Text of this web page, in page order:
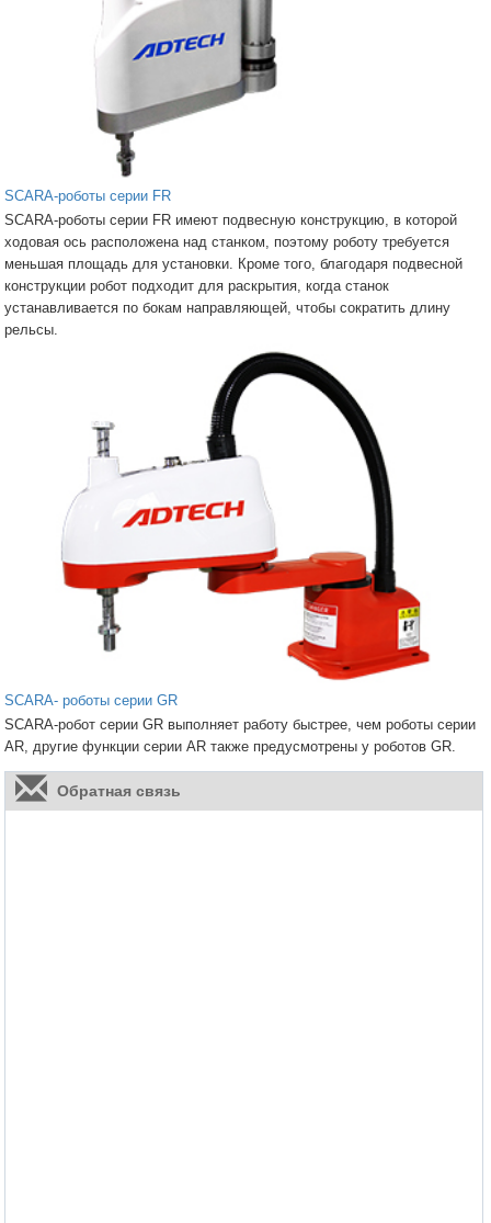
SCARA-роботы серии FR
SCARA-роботы серии FR имеют подвесную конструкцию, в которой
ходовая ось расположена над станком, поэтому роботу требуется
меньшая площадь для установки. Кроме того, благодаря подвесной
конструкции робот подходит для раскрытия, когда станок
устанавливается по бокам направляющей, чтобы сократить длину
рельсы.
SCARA- роботы серии GR
SCARA-робот серии GR выполняет работу быстрее, чем роботы серии
AR, другие функции серии AR также предусмотрены у роботов GR.
Обратная связь